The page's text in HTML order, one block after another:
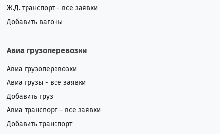
Ж.Д. транспорт - все заявки
Добавить вагоны
Авиа грузоперевозки
Авиа грузоперевозки
Авиа грузы - все заявки
Добавить груз
Авиа транспорт – все заявки
Добавить транспорт